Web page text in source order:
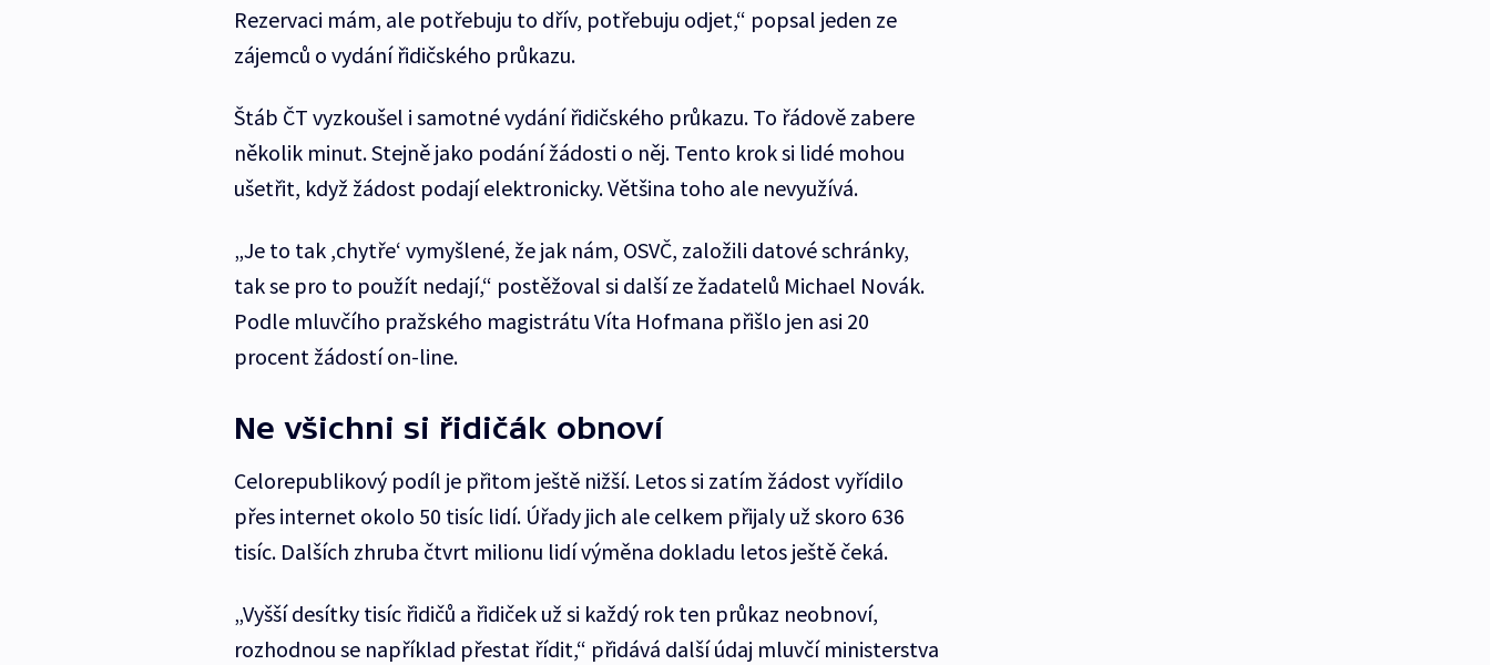
Rezervaci mám, ale potřebuju to dřív, potřebuju odjet,“ popsal jeden ze
zájemců o vydání řidičského průkazu.
Štáb ČT vyzkoušel i samotné vydání řidičského průkazu. To řádově zabere
několik minut. Stejně jako podání žádosti o něj. Tento krok si lidé mohou
ušetřit, když žádost podají elektronicky. Většina toho ale nevyužívá.
„Je to tak ,chytře‘ vymyšlené, že jak nám, OSVČ, založili datové schránky,
tak se pro to použít nedají,“ postěžoval si další ze žadatelů Michael Novák.
Podle mluvčího pražského magistrátu Víta Hofmana přišlo jen asi 20
procent žádostí on-line.
Ne všichni si řidičák obnoví
Celorepublikový podíl je přitom ještě nižší. Letos si zatím žádost vyřídilo
přes internet okolo 50 tisíc lidí. Úřady jich ale celkem přijaly už skoro 636
tisíc. Dalších zhruba čtvrt milionu lidí výměna dokladu letos ještě čeká.
„Vyšší desítky tisíc řidičů a řidiček už si každý rok ten průkaz neobnoví,
rozhodnou se například přestat řídit,“ přidává další údaj mluvčí ministerstva